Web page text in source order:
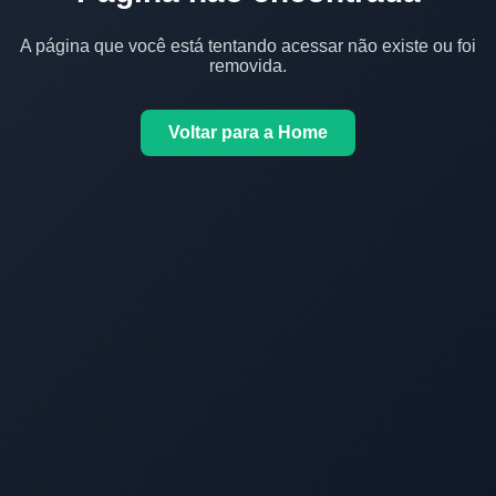
A página que você está tentando acessar não existe ou foi
removida.
Voltar para a Home